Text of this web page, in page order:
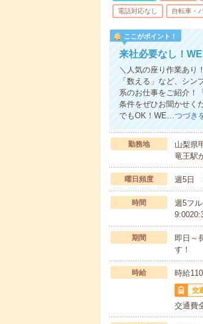
電話対応なし 自転車・
ここがポイント！
来社必要なし！
＼人気の座り作業あり
「数える」など、シ
系のお仕事をご紹介！
条件をぜひお聞かせく
でもOK！WE…つづき
勤務地
山梨県
竜王駅
曜日頻度 週5日
時間
週5フ
期間
即日～
す！
時給 時給
交
交通費